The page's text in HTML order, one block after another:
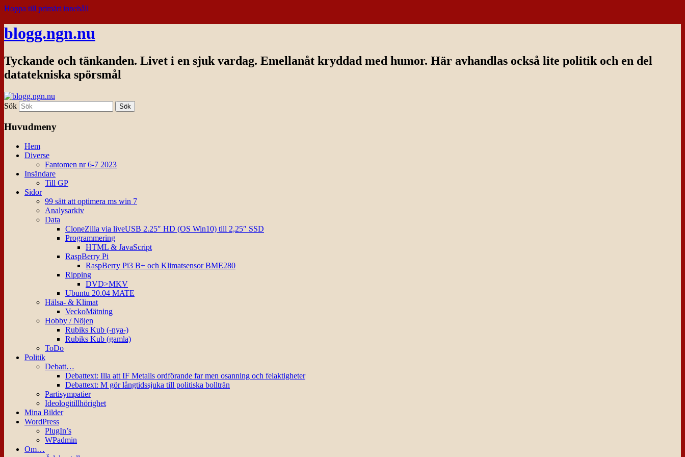
Hoppa till primärt innehåll
blogg.ngn.nu
Tyckande och tänkanden. Livet i en sjuk vardag. Emellanåt kryddad med humor. Här avhandlas också lite politik och en del
datatekniska spörsmål
Sök
Huvudmeny
Hem
Diverse
Fantomen nr 6-7 2023
Insändare
Till GP
Sidor
99 sätt att optimera ms win 7
Analysarkiv
Data
CloneZilla via liveUSB 2.25″ HD (OS Win10) till 2,25″ SSD
Programmering
HTML & JavaScript
RaspBerry Pi
RaspBerry Pi3 B+ och Klimatsensor BME280
Ripping
DVD>MKV
Ubuntu 20.04 MATE
Hälsa- & Klimat
VeckoMätning
Hobby / Nöjen
Rubiks Kub (-nya-)
Rubiks Kub (gamla)
ToDo
Politik
Debatt…
Debattext: Illa att IF Metalls ordförande far men osanning och felaktigheter
Debattext: M gör långtidssjuka till politiska bollträn
Partisympatier
Ideologitillhörighet
Mina Bilder
WordPress
PlugIn’s
WPadmin
Om…